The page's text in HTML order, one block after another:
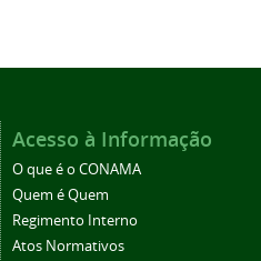
Acesso à Informação
O que é o CONAMA
Quem é Quem
Regimento Interno
Atos Normativos